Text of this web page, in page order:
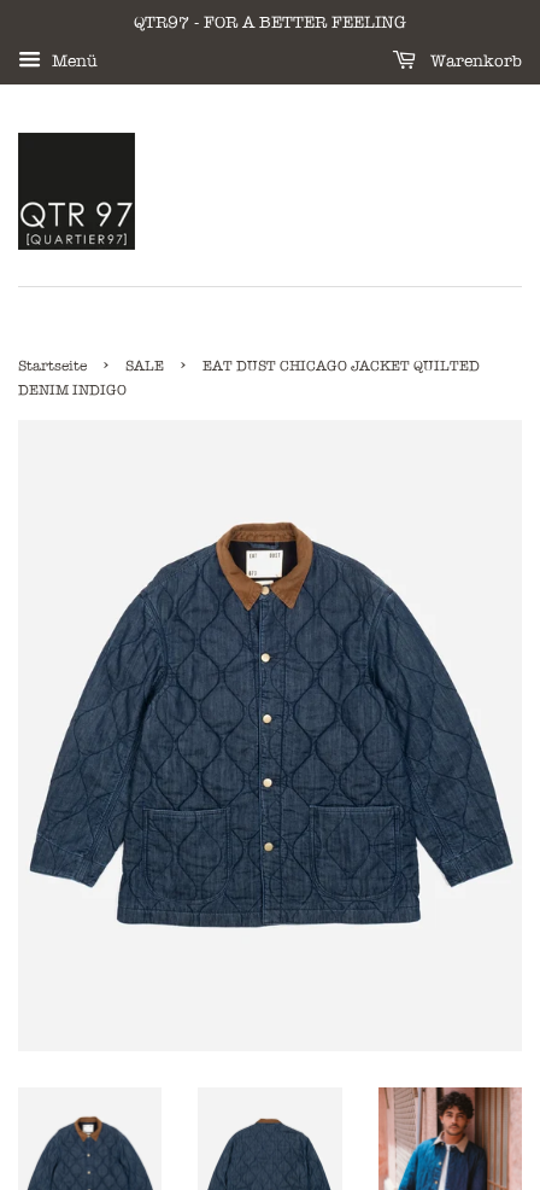
QTR97 - FOR A BETTER FEELING
Menü
Warenkorb
Startseite › SALE ›
EAT DUST CHICAGO JACKET QUILTED
DENIM INDIGO